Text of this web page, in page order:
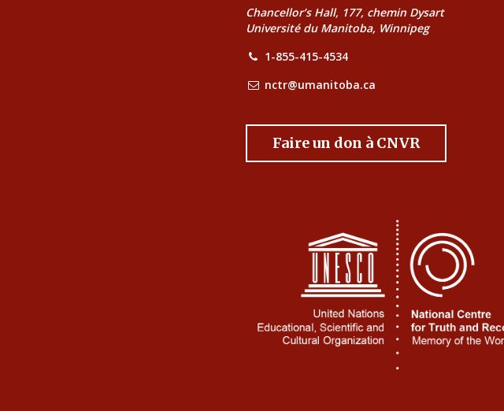
Chancellor’s Hall, 177, chemin Dysart
Université du Manitoba, Winnipeg
1-855-415-4534
nctr@umanitoba.ca
Faire un don à CNVR